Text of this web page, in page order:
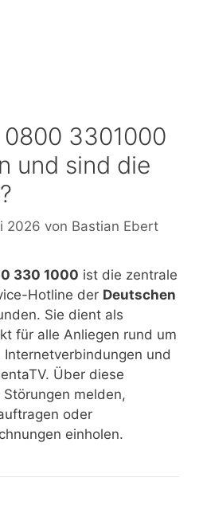
3301000
und sind die
2026 von Bastian Ebert
330 1000 ist die zentrale
Hotline der Deutschen
Sie dient als
für alle Anliegen rund um
Internetverbindungen und
Über diese
melden,
oder
einholen.